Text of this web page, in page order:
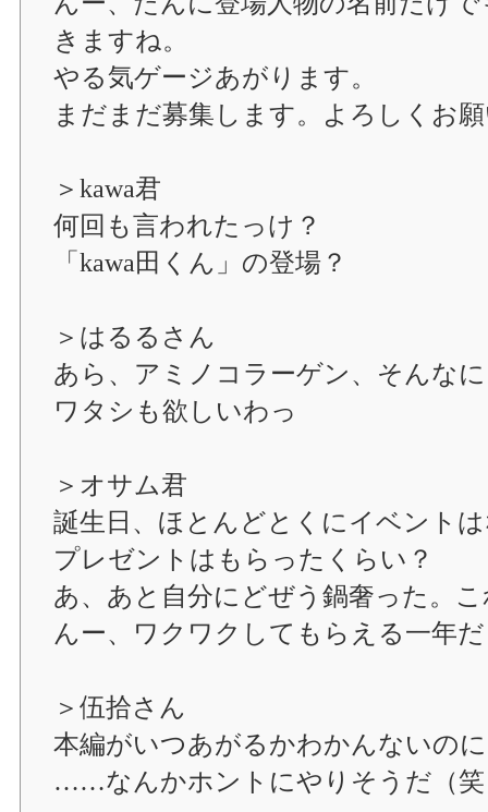
きますね。
やる気ゲージあがります。
まだまだ募集します。よろしくお
＞kawa君
何回も言われたっけ？
「kawa田くん」の登場？
＞はるるさん
あら、アミノコラーゲン、そんな
ワタシも欲しいわっ
＞オサム君
誕生日、ほとんどとくにイベント
プレゼントはもらったくらい？
あ、あと自分にどぜう鍋奢った。
んー、ワクワクしてもらえる一年
＞伍拾さん
本編がいつあがるかわかんないの
……なんかホントにやりそうだ（笑